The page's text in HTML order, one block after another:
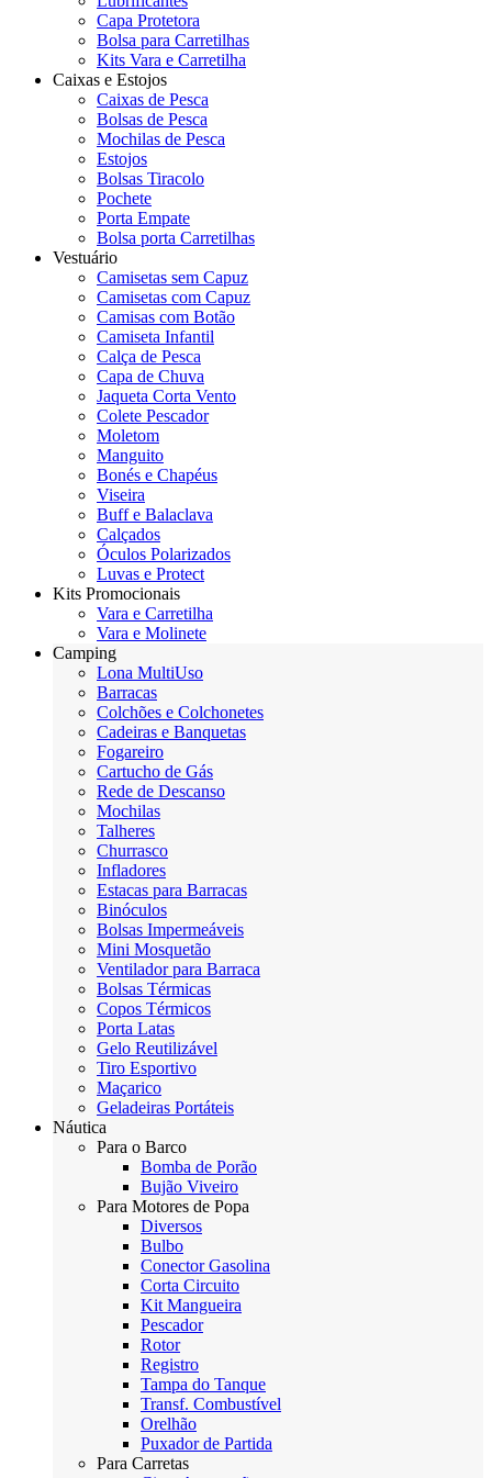
Capa Protetora
Bolsa para Carretilhas
Kits Vara e Carretilha
Caixas e Estojos
Caixas de Pesca
Bolsas de Pesca
Mochilas de Pesca
Estojos
Bolsas Tiracolo
Pochete
Porta Empate
Bolsa porta Carretilhas
Vestuário
Camisetas sem Capuz
Camisetas com Capuz
Camisas com Botão
Camiseta Infantil
Calça de Pesca
Capa de Chuva
Jaqueta Corta Vento
Colete Pescador
Moletom
Manguito
Bonés e Chapéus
Viseira
Buff e Balaclava
Calçados
Óculos Polarizados
Luvas e Protect
Kits Promocionais
Vara e Carretilha
Vara e Molinete
Camping
Lona MultiUso
Barracas
Colchões e Colchonetes
Cadeiras e Banquetas
Fogareiro
Cartucho de Gás
Rede de Descanso
Mochilas
Talheres
Churrasco
Infladores
Estacas para Barracas
Binóculos
Bolsas Impermeáveis
Mini Mosquetão
Ventilador para Barraca
Bolsas Térmicas
Copos Térmicos
Porta Latas
Gelo Reutilizável
Tiro Esportivo
Maçarico
Geladeiras Portáteis
Náutica
Para o Barco
Bomba de Porão
Bujão Viveiro
Para Motores de Popa
Diversos
Bulbo
Conector Gasolina
Corta Circuito
Kit Mangueira
Pescador
Rotor
Registro
Tampa do Tanque
Transf. Combustível
Orelhão
Puxador de Partida
Para Carretas